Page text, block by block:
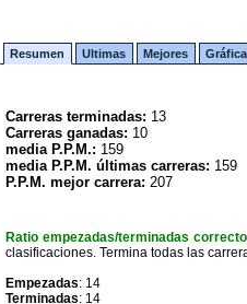
Resumen Ultimas Mejores Gráfica
Carreras terminadas: 13
Carreras ganadas: 10
media P.P.M.: 159
media P.P.M. últimas carreras: 159
P.P.M. mejor carrera: 207
Ratio empezadas/terminadas correcto
clasificaciones. Termina todas las
Empezadas: 14
Terminadas: 14